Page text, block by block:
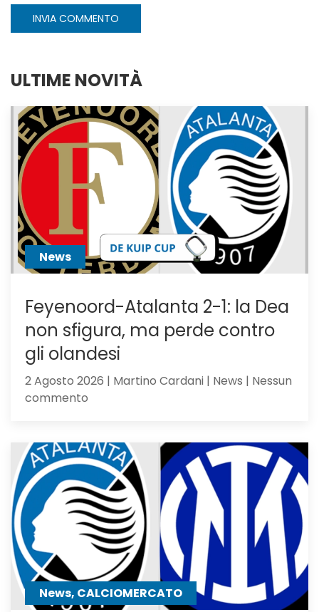
INVIA COMMENTO
ULTIME NOVITÀ
News
Feyenoord-Atalanta 2-1: la Dea
non sfigura, ma perde contro
gli olandesi
2 Agosto 2026 | Martino Cardani | News | Nessun
commento
2-
1:
la
Dea
non
sfigura,
ma
perde
contro
gli
News, CALCIOMERCATO